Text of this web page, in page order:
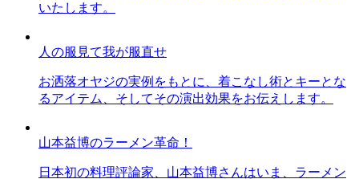
いたします。
人の服見て我が服直せ
お洒落オヤジの実例をもとに、着こなし術とキーとな
るアイテム、そしてその演出効果をお伝えします。
山本益博のラーメン革命！
日本初の料理評論家、山本益博さんはいま、ラーメン